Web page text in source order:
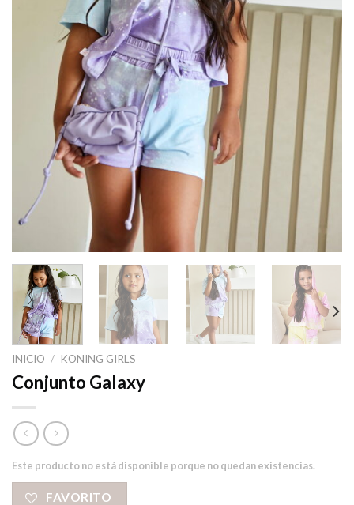
INICIO / KONING GIRLS
Conjunto Galaxy
Este producto no está disponible porque no quedan existencias.
FAVORITO